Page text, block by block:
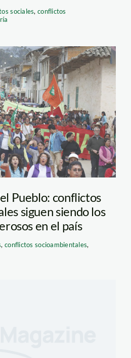
sociales, conflictos
Pueblo: conflictos
siguen siendo los
en el país
,conflictos socioambientales,